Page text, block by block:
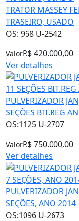
TRATOR MASSEY
TRASEIRO, USADO
OS: 968 U-2542
ValorR$ 420.000,00
Ver detalhes
PULVERIZADOR
SEÇÕES BIT.REG
OS:1125 U-2707
ValorR$ 750.000,00
Ver detalhes
PULVERIZADOR
SEÇÕES, ANO 2014
OS:1096 U-2673